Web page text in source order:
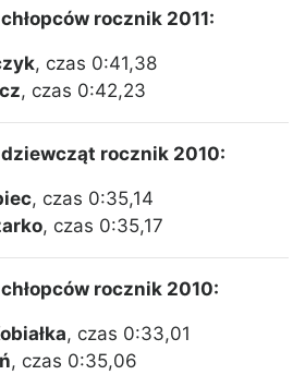
rocznik 2011:
, czas 0:41,38
, czas 0:42,23
rocznik 2010:
, czas 0:35,14
, czas 0:35,17
rocznik 2010:
, czas 0:33,01
, czas 0:35,06